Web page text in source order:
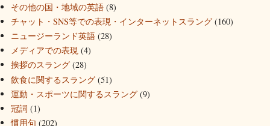
その他の国・地域の英語 (8)
チャット・SNS等での表現・インターネットスラング (160)
ニュージーランド英語 (28)
メディアでの表現 (4)
挨拶のスラング (28)
飲食に関するスラング (51)
運動・スポーツに関するスラング (9)
冠詞 (1)
慣用句 (202)